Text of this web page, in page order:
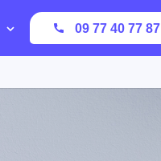
09 77 40 77 87